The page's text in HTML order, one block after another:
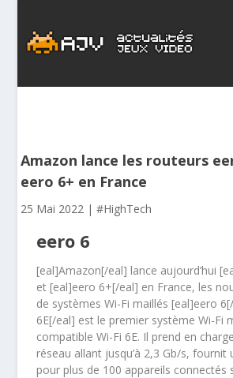
Amazon lance les routeurs
eero 6+ en France
25 Mai 2022 |#HighTech
eero 6
[eal]Amazon[/eal] lance aujourd’hui
et [eal]eero 6+[/eal] en France, les
de systèmes Wi-Fi maillés [eal]eero
6E[/eal] est le premier système Wi-Fi
compatible Wi-Fi 6E. Il prend en
réseau allant jusqu’à 2,3 Gb/s, fournit
pour plus de 100 appareils